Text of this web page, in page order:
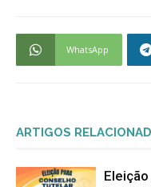
WhatsApp
ARTIGOS